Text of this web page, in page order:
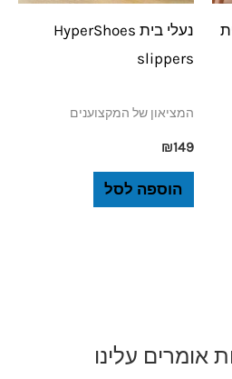
נעלי בית HyperShoes
slippers
המציאון של המקצוענים
₪149
הוספה לסל
אומרים עלינו